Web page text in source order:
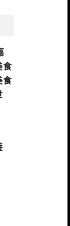
食
食